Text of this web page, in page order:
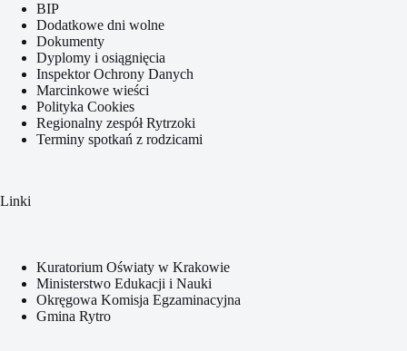
BIP
Dodatkowe dni wolne
Dokumenty
Dyplomy i osiągnięcia
Inspektor Ochrony Danych
Marcinkowe wieści
Polityka Cookies
Regionalny zespół Rytrzoki
Terminy spotkań z rodzicami
Linki
Kuratorium Oświaty w Krakowie
Ministerstwo Edukacji i Nauki
Okręgowa Komisja Egzaminacyjna
Gmina Rytro